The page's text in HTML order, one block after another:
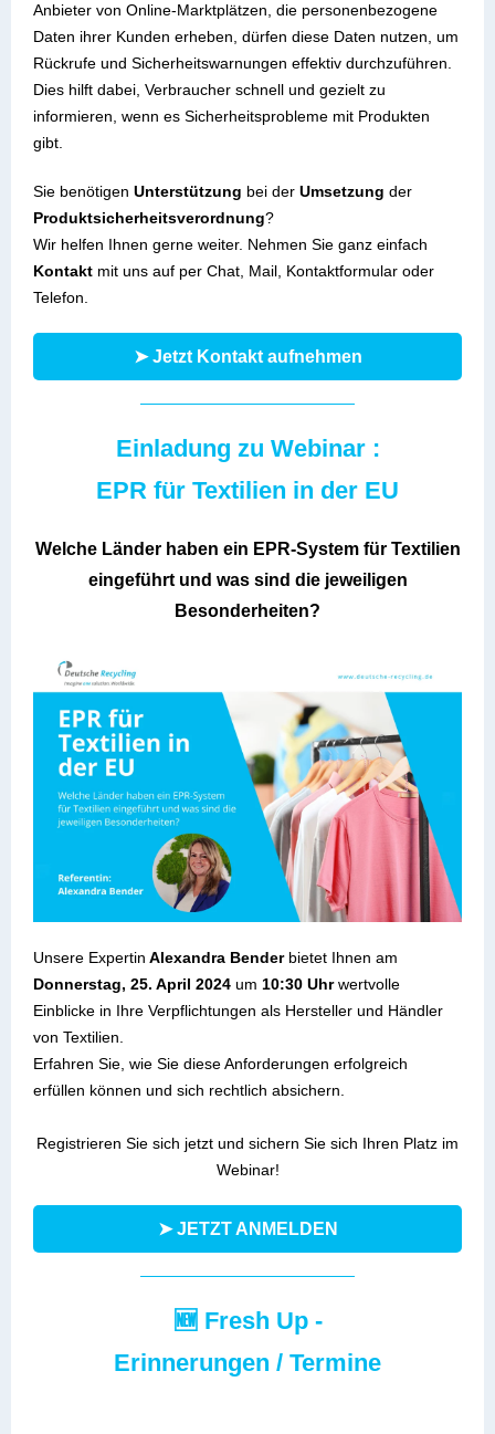
Anbieter von Online-Marktplätzen, die personenbezogene
Daten ihrer Kunden erheben, dürfen diese Daten nutzen, um
Rückrufe und Sicherheitswarnungen effektiv durchzuführen.
Dies hilft dabei, Verbraucher schnell und gezielt zu
informieren, wenn es Sicherheitsprobleme mit Produkten
gibt.
Sie benötigen Unterstützung bei der Umsetzung der
Produktsicherheitsverordnung?
Wir helfen Ihnen gerne weiter. Nehmen Sie ganz einfach
Kontakt mit uns auf per Chat, Mail, Kontaktformular oder
Telefon.
➤ Jetzt Kontakt aufnehmen
Einladung zu Webinar :
EPR für Textilien in der EU
Welche Länder haben ein EPR-System für Textilien
eingeführt und was sind die jeweiligen
Besonderheiten?
Unsere Expertin Alexandra Benderbietet Ihnen am
Donnerstag, 25. April 2024 um 10:30 Uhrwertvolle
Einblicke in Ihre Verpflichtungen als Hersteller und Händler
von Textilien.
Erfahren Sie, wie Sie diese Anforderungen erfolgreich
erfüllen können und sich rechtlich absichern.
Registrieren Sie sich jetzt und sichern Sie sich Ihren Platz im
Webinar!
➤ JETZT ANMELDEN
🆕 Fresh Up -
Erinnerungen / Termine